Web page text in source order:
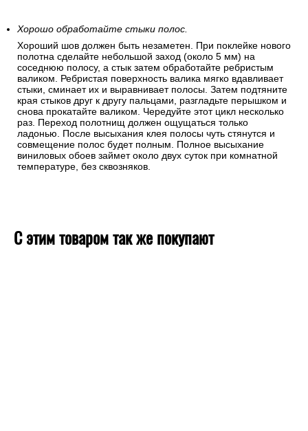
Хорошо обработайте стыки полос.
Хороший шов должен быть незаметен. При поклейке нового
полотна сделайте небольшой заход (около 5 мм) на
соседнюю полосу, а стык затем обработайте ребристым
валиком. Ребристая поверхность валика мягко вдавливает
стыки, сминает их и выравнивает полосы. Затем подтяните
края стыков друг к другу пальцами, разгладьте перышком и
снова прокатайте валиком. Чередуйте этот цикл несколько
раз. Переход полотнищ должен ощущаться только
ладонью. После высыхания клея полосы чуть стянутся и
совмещение полос будет полным. Полное высыхание
виниловых обоев займет около двух суток при комнатной
температуре, без сквозняков.
С этим товаром так же покупают